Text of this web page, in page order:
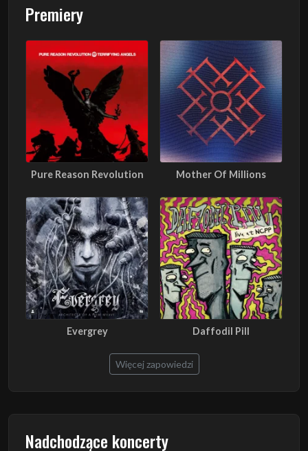
Premiery
Pure Reason Revolution Mother Of Millions
Evergrey Daffodil Pill
Więcej zapowiedzi
Nadchodzące koncerty